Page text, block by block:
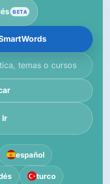
BETA
Ir
español
turco